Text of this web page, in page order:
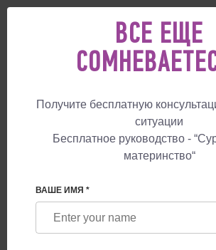
СУРРОГАТНОЕ МАТЕРИНСТВО БЛОГ
ЧАСТНОЕ СУРРОГАТНОЕ
В ВЕЛИКОБРИТАНИИ
ВСЕ ЕЩЕ
Получите бесплатную
ситуации
Бесплатное руководство -
материнство“
ВАШЕ ИМЯ *